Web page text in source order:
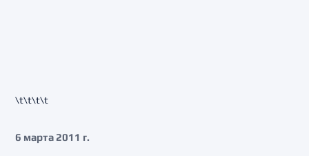
\t\t\t\t
6 марта 2011 г.